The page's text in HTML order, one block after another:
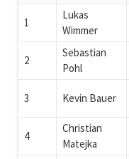
1
Lukas
Wimmer
2
Sebastian
Pohl
3 Kevin Bauer
4
Christian
Matejka